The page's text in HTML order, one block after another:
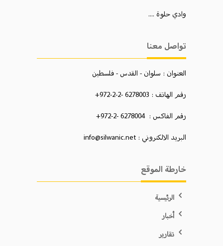
وادي حلوة ....
تواصل معنا
العنوان : سلوان - القدس - فلسطين
رقم الهاتف : 6278003 -2-2-972+
رقم الفاكس : 6278004 -2-972+
البريد الالكتروني : info@silwanic.net
خارطة الموقع
الرئيسية
أخبار
تقارير